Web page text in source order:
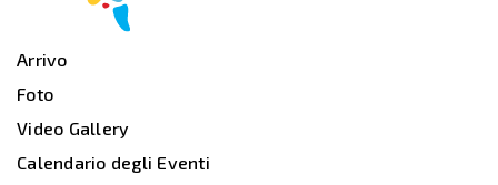
Arrivo
Foto
Video Gallery
Calendario degli Eventi